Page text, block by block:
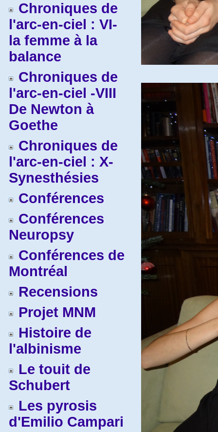
Chroniques de
l'arc-en-ciel : VI-
la femme à la
balance
Chroniques de
l'arc-en-ciel -VIII
De Newton à
Goethe
Chroniques de
l'arc-en-ciel : X-
Synesthésies
Conférences
Conférences
Neuropsy
Conférences de
Montréal
Recensions
Projet MNM
Histoire de
l'albinisme
Le touit de
Schubert
Les pyrosis
d'Emilio Campari